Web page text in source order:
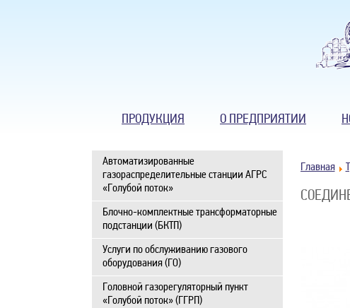
ПРОДУКЦИЯ О ПРЕДПРИЯТИИ
Автоматизированные
газораспределительные станции АГРС
«Голубой поток»
Блочно-комплектные трансформаторные
подстанции (БКТП)
Услуги по обслуживанию газового
оборудования (ГО)
Головной газорегуляторный пункт
«Голубой поток» (ГГРП)
Главная